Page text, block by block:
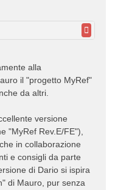
alla
il "progetto MyRef"
da altri.
versione
"MyRef Rev.E/FE"),
in collaborazione
e consigli da parte
di Dario si ispira
di Mauro, pur senza